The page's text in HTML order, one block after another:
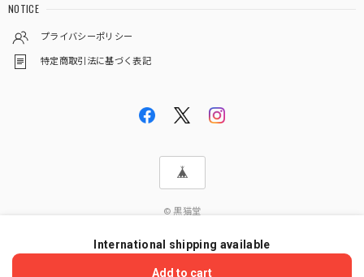
NOTICE
プライバシーポリシー
特定商取引法に基づく表記
© 黒猫堂
International shipping available
Add to cart
ショップに質問する